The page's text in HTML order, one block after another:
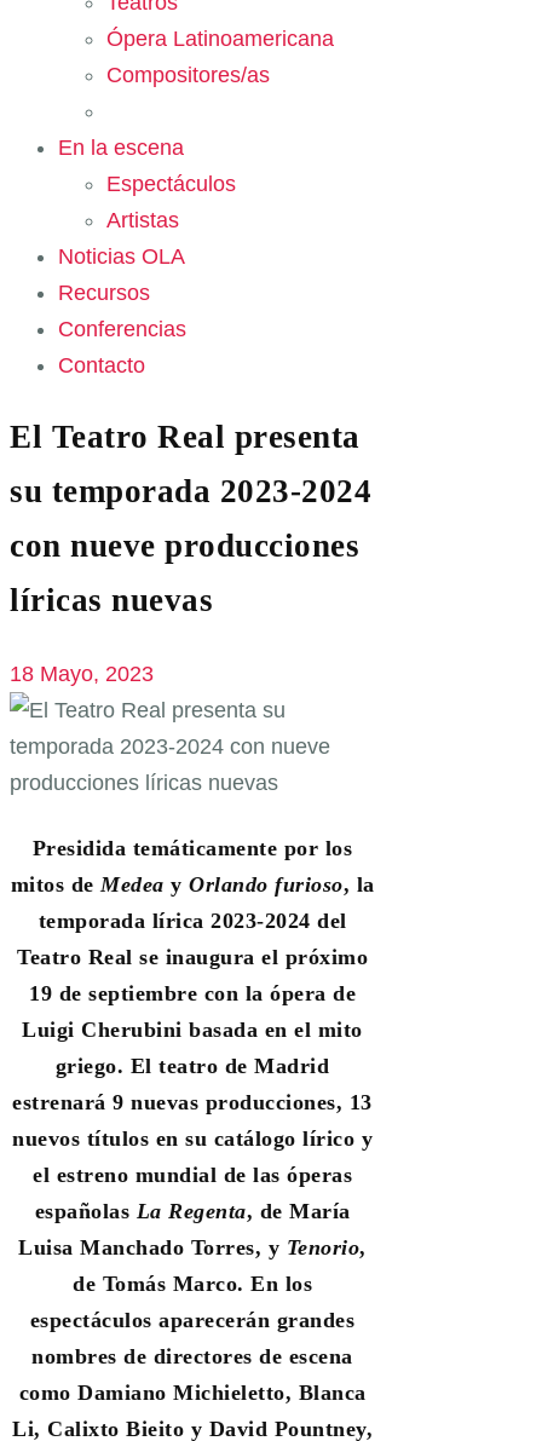
Ópera Latinoamericana
Compositores/as
En la escena
Espectáculos
Artistas
Noticias OLA
Recursos
Conferencias
Contacto
El Teatro Real presenta
su temporada 2023-2024
con nueve producciones
líricas nuevas
18 Mayo, 2023
Presidida temáticamente por los
mitos de MedeayOrlando furioso, la
temporada lírica 2023-2024 del
Teatro Real se inaugura el próximo
19 de septiembre con la ópera de
Luigi Cherubini basada en el mito
griego. El teatro de Madrid
estrenará 9 nuevas producciones, 13
nuevos títulos en su catálogo lírico y
el estreno mundial de las óperas
españolas La Regenta, de María
Luisa Manchado Torres, y Tenorio,
de Tomás Marco. En los
espectáculos aparecerán grandes
nombres de directores de escena
como Damiano Michieletto, Blanca
Li, Calixto Bieito y David Pountney,